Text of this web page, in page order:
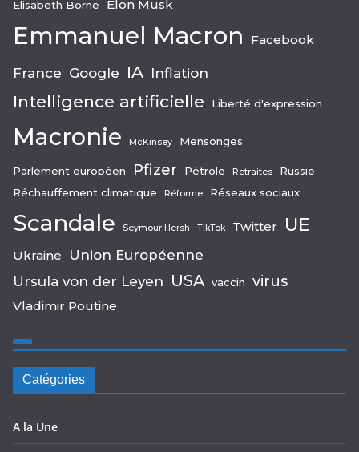
Elisabeth Borne Elon Musk
Emmanuel Macron Facebook
France Google IA Inflation
Intelligence artificielle Liberté d'expression
Macronie McKinsey Mensonges
Parlement européen Pfizer Pétrole Retraites
Russie
Réchauffement climatique
Réforme Réseaux sociaux
Scandale Seymour Hersh TikTok Twitter UE
Ukraine
Union Européenne
Ursula von der Leyen USA vaccin virus
Vladimir Poutine
Catégories
A la Une